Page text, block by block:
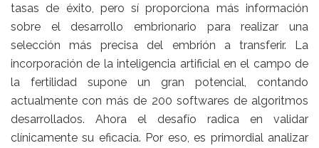
tasas de éxito, pero sí proporciona más información
sobre el desarrollo embrionario para realizar una
selección más precisa del embrión a transferir. La
incorporación de la inteligencia artificial en el campo de
la fertilidad supone un gran potencial, contando
actualmente con más de 200 softwares de algoritmos
desarrollados. Ahora el desafío radica en validar
clínicamente su eficacia. Por eso, es primordial analizar